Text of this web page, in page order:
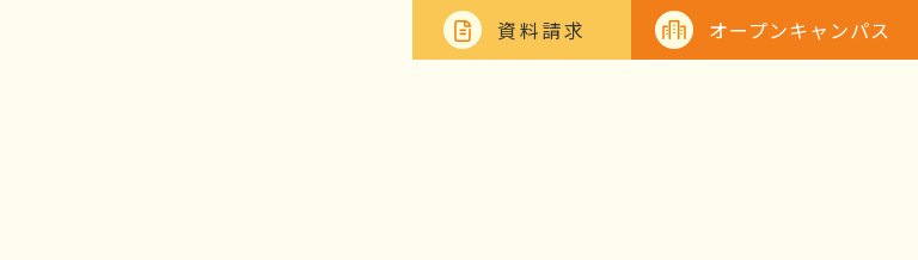
資料請求 オープンキャンパス